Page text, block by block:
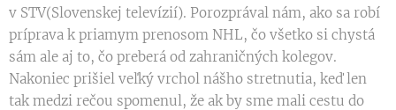
v STV(Slovenskej televízií). Porozprával nám, ako sa robí
príprava k priamym prenosom NHL, čo všetko si chystá
sám ale aj to, čo preberá od zahraničných kolegov.
Nakoniec prišiel veľký vrchol nášho stretnutia, keď len
tak medzi rečou spomenul, že ak by sme mali cestu do